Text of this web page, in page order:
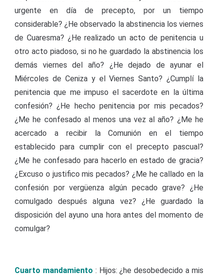
urgente en día de precepto, por un tiempo
considerable? ¿He observado la abstinencia los viernes
de Cuaresma? ¿He realizado un acto de penitencia u
otro acto piadoso, si no he guardado la abstinencia los
demás viernes del año? ¿He dejado de ayunar el
Miércoles de Ceniza y el Viernes Santo? ¿Cumplí la
penitencia que me impuso el sacerdote en la última
confesión? ¿He hecho penitencia por mis pecados?
¿Me he confesado al menos una vez al año? ¿Me he
acercado a recibir la Comunión en el tiempo
establecido para cumplir con el precepto pascual?
¿Me he confesado para hacerlo en estado de gracia?
¿Excuso o justifico mis pecados? ¿Me he callado en la
confesión por vergüenza algún pecado grave? ¿He
comulgado después alguna vez? ¿He guardado la
disposición del ayuno una hora antes del momento de
comulgar?
Cuarto mandamiento : Hijos: ¿he desobedecido a mis